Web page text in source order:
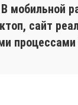
мобильной
сайт
процессами